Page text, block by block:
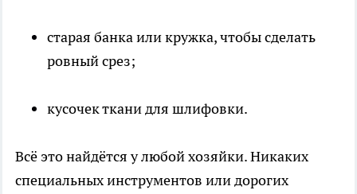
старая банка или кружка, чтобы сделать
ровный срез;
кусочек ткани для шлифовки.
Всё это найдётся у любой хозяйки. Никаких
специальных инструментов или дорогих